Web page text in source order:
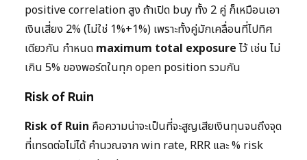
positive correlation สูง ถ้าเปิด buy ทั้ง 2 คู่ ก็เหมือนเอา
เงินเสี่ยง 2% (ไม่ใช่ 1%+1%) เพราะทั้งคู่มักเคลื่อนที่ไปทิศ
เดียวกัน กำหนด maximum total exposure ไว้ เช่น ไม่
เกิน 5% ของพอร์ตในทุก open position รวมกัน
Risk of Ruin
Risk of Ruin คือความน่าจะเป็นที่จะสูญเสียเงินทุนจนถึงจุด
ที่เทรดต่อไม่ได้ คำนวณจาก win rate, RRR และ % risk